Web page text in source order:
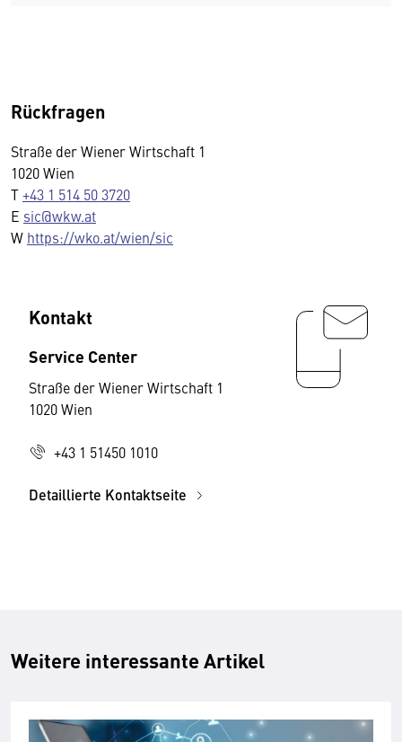
Rückfragen
Straße der Wiener Wirtschaft 1
1020 Wien
T+43 1 514 50 3720
E sic@wkw.at
W https://wko.at/wien/sic
Kontakt
Service Center
Straße der Wiener Wirtschaft 1
1020 Wien
+43 1 51450 1010
Detaillierte Kontaktseite
Weitere interessante Artikel